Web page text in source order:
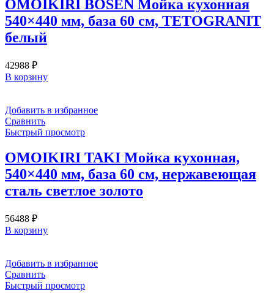
OMOIKIRI BOSEN Мойка кухонная
540×440 мм, база 60 см, TETOGRANIT
белый
42988 ₽
В корзину
Добавить в избранное
Сравнить
Быстрый просмотр
OMOIKIRI TAKI Мойка кухонная,
540×440 мм, база 60 см, нержавеющая
сталь светлое золото
56488 ₽
В корзину
Добавить в избранное
Сравнить
Быстрый просмотр